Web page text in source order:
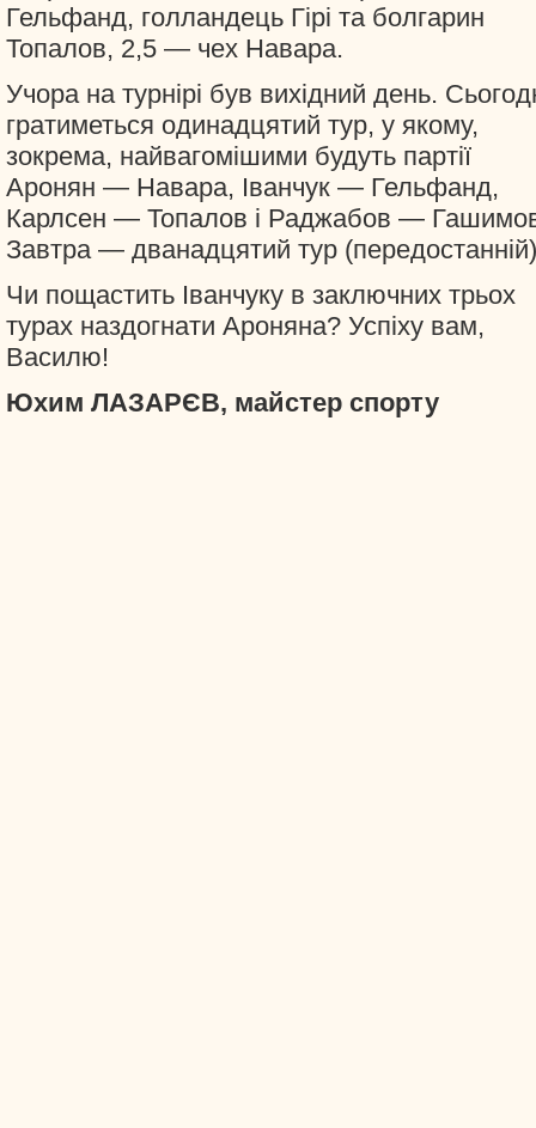
Гельфанд, голландець Гірі та болгарин
Топалов, 2,5 — чех Навара.
Учора на турнірі був вихідний день.
гратиметься одинадцятий тур, у якому,
зокрема, найвагомішими будуть партії
Аронян — Навара, Іванчук — Гельфанд,
Карлсен — Топалов і Раджабов —
Завтра — дванадцятий тур
Чи пощастить Іванчуку в заключних трьох
турах наздогнати Ароняна? Успіху вам,
Василю!
Юхим ЛАЗАРЄВ, майстер спорту